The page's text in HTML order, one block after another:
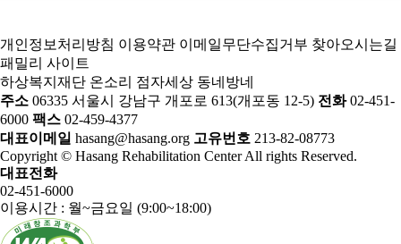
개인정보처리방침 이용약관 이메일무단수집거부 찾아오시는길
패밀리 사이트
하상복지재단 온소리 점자세상 동네방네
주소 06335 서울시 강남구 개포로 613(개포동 12-5) 전화02-451-
6000 팩스 02-459-4377
대표이메일 hasang@hasang.org 고유번호 213-82-08773
Copyright © Hasang Rehabilitation Center All rights Reserved.
대표전화
02-451-6000
이용시간 : 월~금요일 (9:00~18:00)